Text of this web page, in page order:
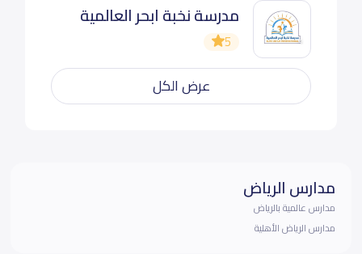
مدرسة نخبة ابحر العالمية
5
عرض الكل
مدارس الرياض
مدارس عالمية بالرياض
مدارس الرياض الأهلية